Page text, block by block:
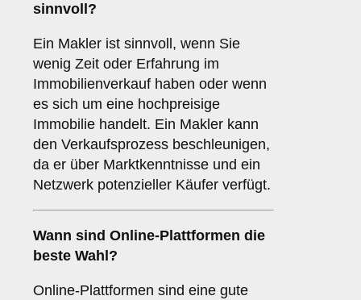
sinnvoll?
Ein Makler ist sinnvoll, wenn Sie
wenig Zeit oder Erfahrung im
Immobilienverkauf haben oder wenn
es sich um eine hochpreisige
Immobilie handelt. Ein Makler kann
den Verkaufsprozess beschleunigen,
da er über Marktkenntnisse und ein
Netzwerk potenzieller Käufer verfügt.
Wann sind Online-Plattformen die
beste Wahl?
Online-Plattformen sind eine gute